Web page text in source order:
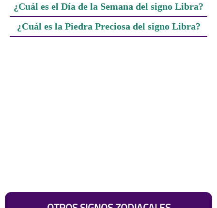
¿Cuál es el Día de la Semana del signo Libra?
¿Cuál es la Piedra Preciosa del signo Libra?